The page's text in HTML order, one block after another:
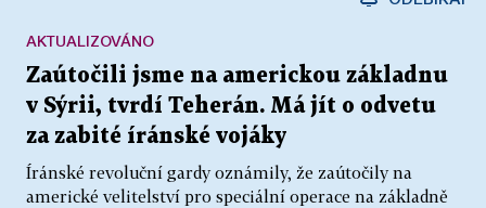
Zaútočili jsme na americkou základnu
v Sýrii, tvrdí Teherán. Má jít o odvetu
za zabité íránské vojáky
Íránské revoluční gardy oznámily, že zaútočily na
americké velitelství pro speciální operace na základně
AKTUALIZOVÁNO